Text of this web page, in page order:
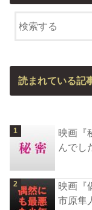
読まれている記
映画『
んでし
映画『
市原隼